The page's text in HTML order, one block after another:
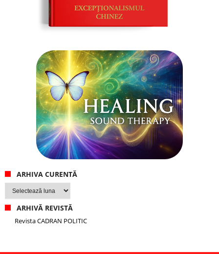
ARHIVA CURENTĂ
Arhiva
curentă
ARHIVĂ REVISTĂ
Revista CADRAN POLITIC